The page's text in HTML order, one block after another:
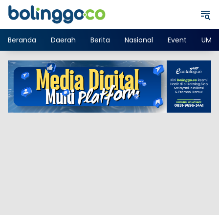
Langsung
Beranda
Daerah Berita Nasional Event